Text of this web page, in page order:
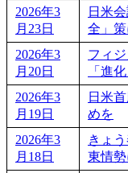
2026年3
月23日
日米
全」
2026年3
月20日
フィ
「進
2026年3
月19日
日米
めを
2026年3
月18日
きょ
東情